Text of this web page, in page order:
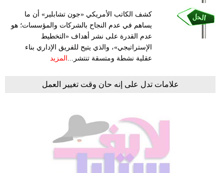
كشف الكاتب الأمريكي «جون تشابلير» أن ما
يساهم في عدم النجاح بالشركات والمؤسسات؛ هو
عدم القدرة على نشر أهداف «التخطيط
الإستراتيجي»، والذي يتيح للفريق الإداري بناء
عقلية نشطة ومتسقة تنتشر...
المزيد
علامات تدل على إنه حان وقت تغيير العمل